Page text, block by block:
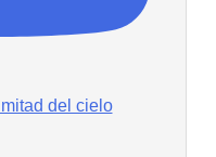
del cielo